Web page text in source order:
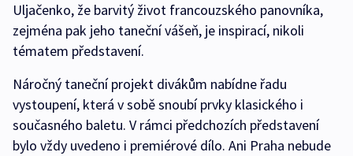
Uljačenko, že barvitý život francouzského panovníka,
zejména pak jeho taneční vášeň, je inspirací, nikoli
tématem představení.
Náročný taneční projekt divákům nabídne řadu
vystoupení, která v sobě snoubí prvky klasického i
současného baletu. V rámci předchozích představení
bylo vždy uvedeno i premiérové dílo. Ani Praha nebude